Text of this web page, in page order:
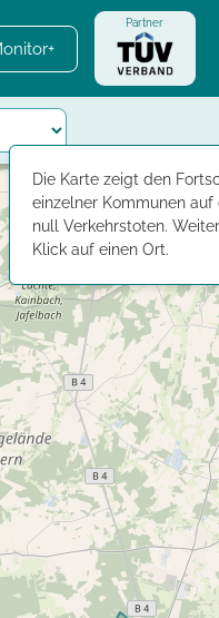
Partner
Die Karte zeigt den
einzelner Kommunen
null Verkehrstoten.
Klick auf einen Ort.